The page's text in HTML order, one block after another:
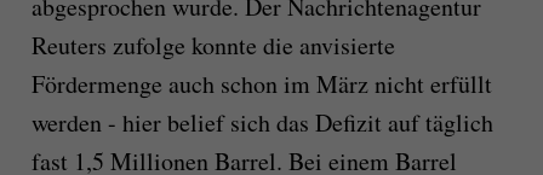
abgesprochen wurde. Der Nachrichtenagentur
Reuters zufolge konnte die anvisierte
Fördermenge auch schon im März nicht erfüllt
werden - hier belief sich das Defizit auf täglich
fast 1,5 Millionen Barrel. Bei einem Barrel